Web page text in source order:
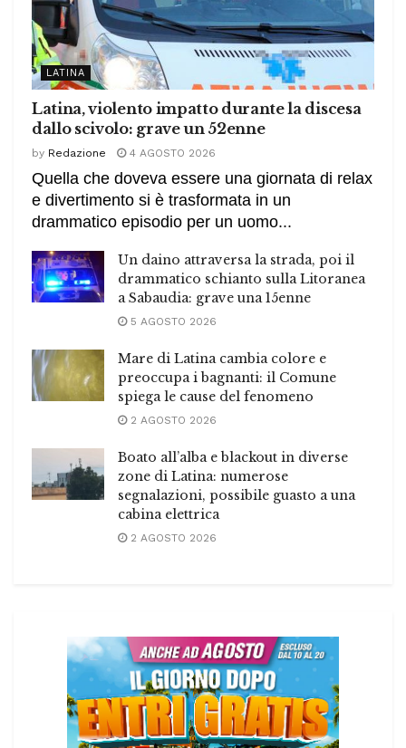
LATINA
Latina, violento impatto durante la discesa
dallo scivolo: grave un 52enne
by Redazione 4 AGOSTO 2026
Quella che doveva essere una giornata di relax
e divertimento si è trasformata in un
drammatico episodio per un uomo...
Un daino attraversa la strada, poi il
drammatico schianto sulla Litoranea
a Sabaudia: grave una 15enne
5 AGOSTO 2026
Mare di Latina cambia colore e
preoccupa i bagnanti: il Comune
spiega le cause del fenomeno
2 AGOSTO 2026
Boato all’alba e blackout in diverse
zone di Latina: numerose
segnalazioni, possibile guasto a una
cabina elettrica
2 AGOSTO 2026